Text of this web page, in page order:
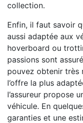
collection.
Enfin, il faut savoir
aussi adaptée aux
hoverboard ou
passions sont
pouvez obtenir très
l’offre la plus
l’assureur propose
véhicule. En
garanties et une